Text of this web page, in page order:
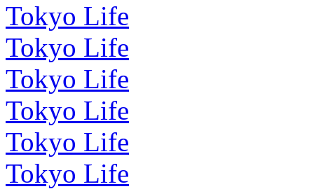
Tokyo Life
Tokyo Life
Tokyo Life
Tokyo Life
Tokyo Life
Tokyo Life